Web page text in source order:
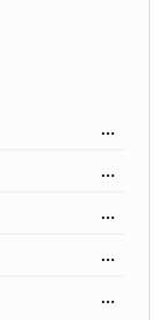
...
...
...
...
...